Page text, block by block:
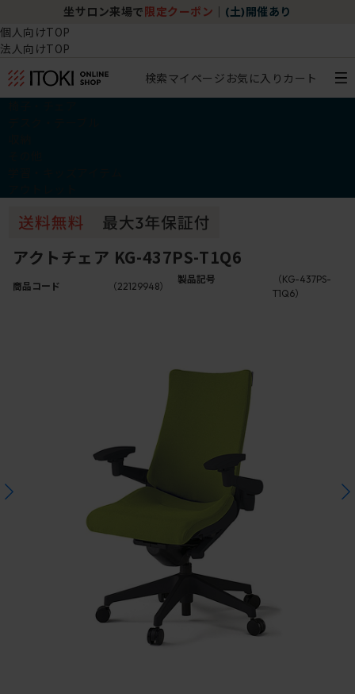
坐サロン来場で 限定クーポン (土)開催あり
個人向けTOP
法人向けTOP
検索マイページ お気に入り カート
アクトチェア KG-437PS-T1Q6
商品コード （22129948）
製品記号
（KG-437PS-
T1Q6）